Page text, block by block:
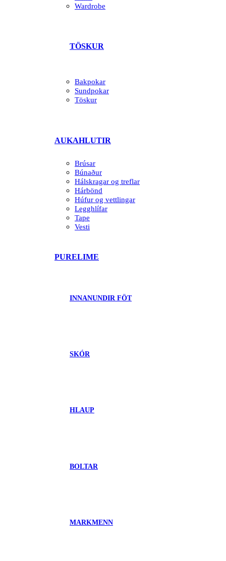
Wardrobe
TÖSKUR
Bakpokar
Sundpokar
Töskur
AUKAHLUTIR
Brúsar
Búnaður
Hálskragar og treflar
Hárbönd
Húfur og vettlingar
Legghlífar
Tape
Vesti
PURELIME
INNANUNDIR FÖT
SKÓR
HLAUP
BOLTAR
MARKMENN